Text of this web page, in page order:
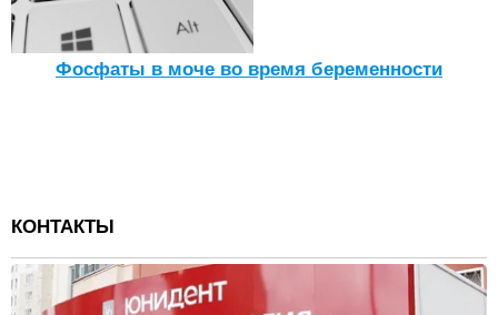
Фосфаты в моче во время беременности
КОНТАКТЫ